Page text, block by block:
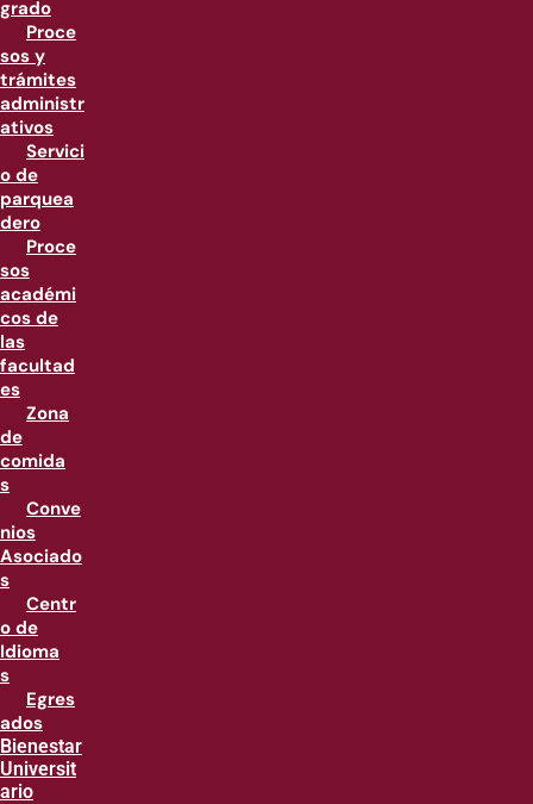
grado
Proce
sos y
trámites
administr
ativos
Servici
o de
parquea
dero
Proce
sos
académi
cos de
las
facultad
es
Zona
de
comida
s
Conve
nios
Asociado
s
Centr
o de
Idioma
s
Egres
ados
Bienestar
Universit
ario